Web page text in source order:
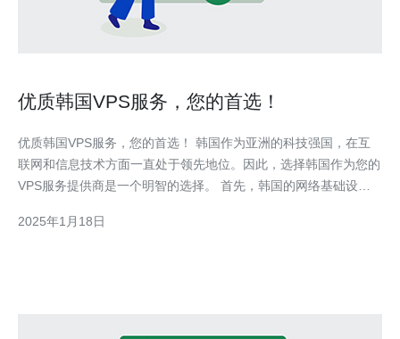
优质韩国VPS服务，您的首选！
优质韩国VPS服务，您的首选！ 韩国作为亚洲的科技强国，在互
联网和信息技术方面一直处于领先地位。因此，选择韩国作为您的
VPS服务提供商是一个明智的选择。 首先，韩国的网络基础设施
程序能够以最佳性能运行。 其次，韩国的数据中心设备先进，提
2025年1月18日